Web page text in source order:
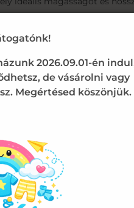
rácsok és a
előtérbe a rácsvédő
lehet rögzíteni minden
nem gyűrődik össze, így
méretű rácsos kiságyak
2026.09.01-én
de vásárolni vagy
Megértésed köszönjük.